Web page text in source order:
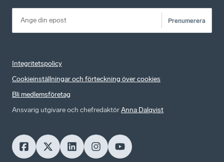
Prenumerera
Integritetspolicy
Cookieinställningar och förteckning över cookies
Bli medlemsföretag
Ansvarig utgivare och chefredaktörAnna Dalqvist